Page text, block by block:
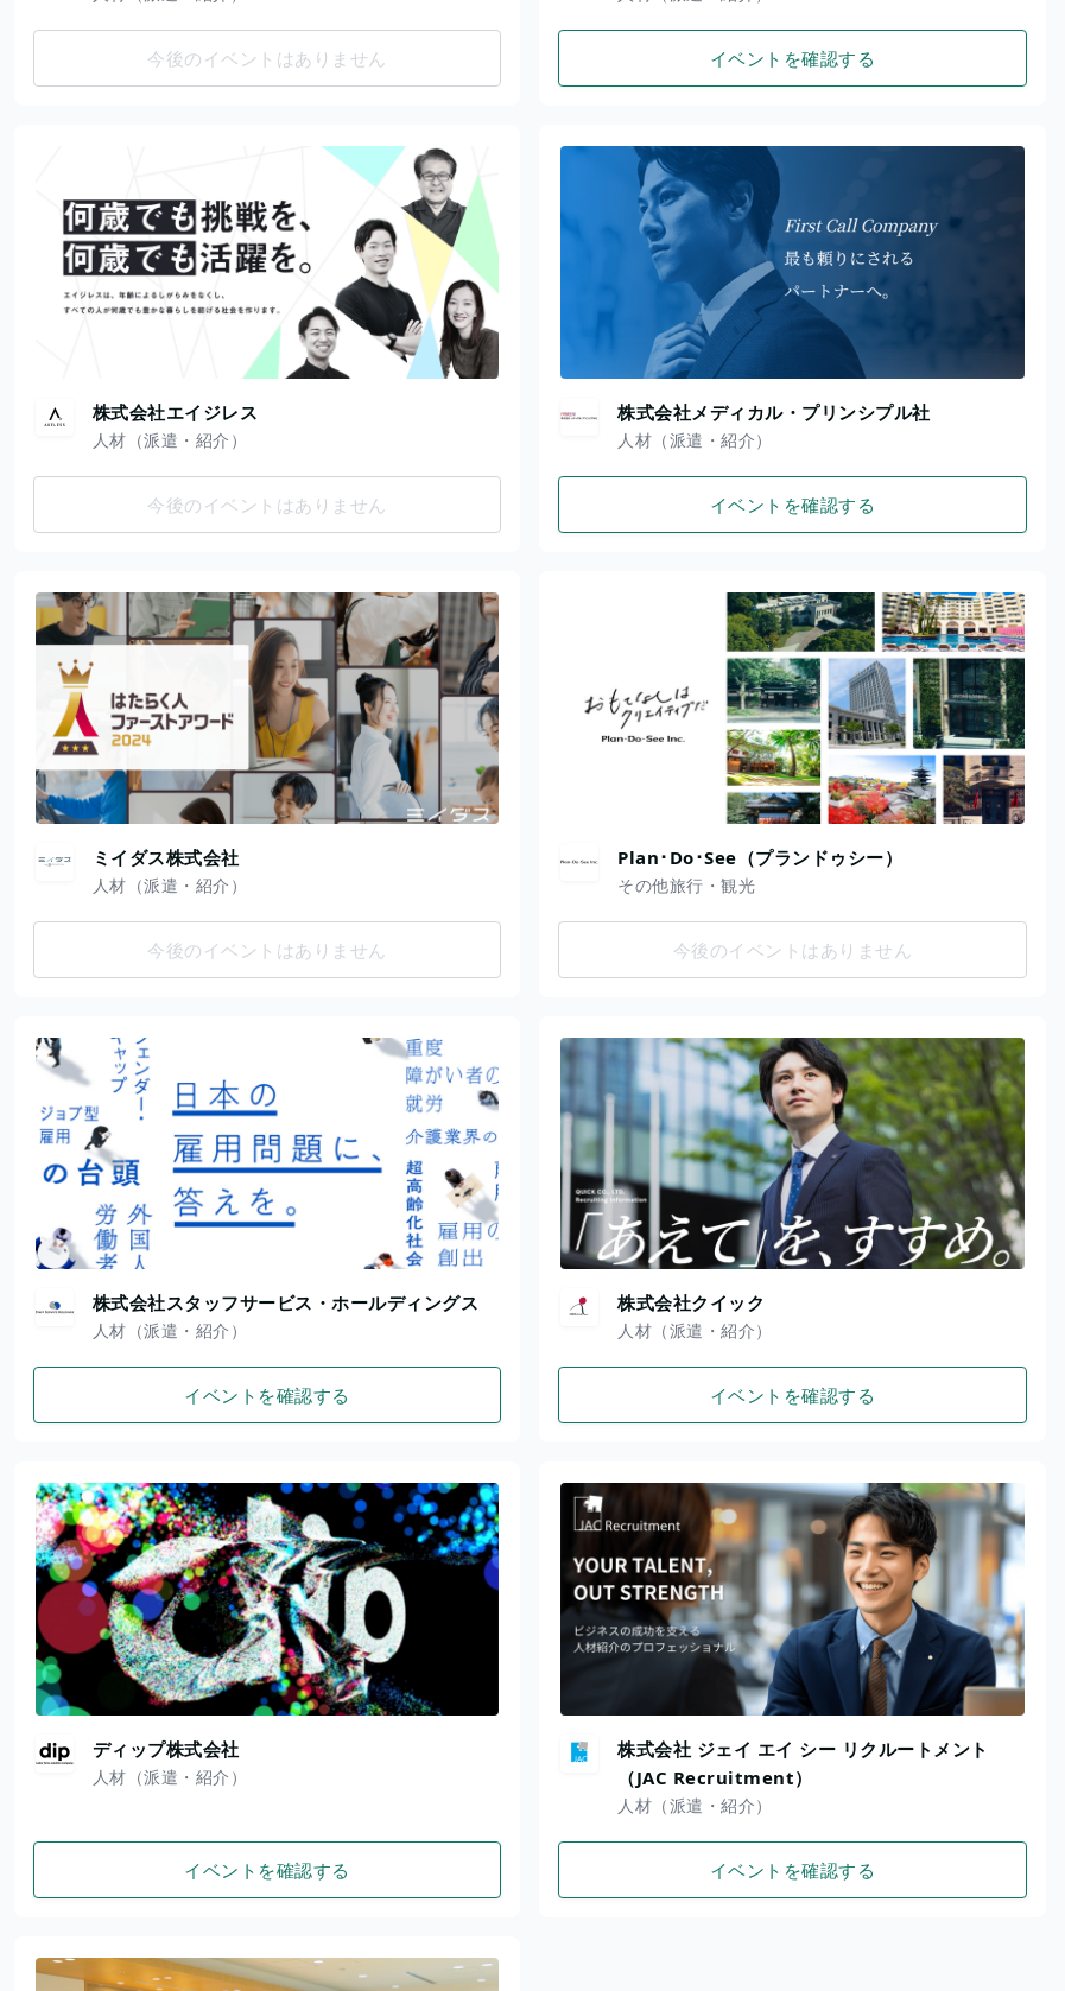
今後のイベントはありません イベントを確認する
株式会社エイジレス
人材（派遣・紹介）
今後のイベントはありません
株式会社メディカル・プリンシプル社
人材（派遣・紹介）
イベントを確認する
ミイダス株式会社
人材（派遣・紹介）
今後のイベントはありません
Plan･Do･See（プランドゥシー）
その他旅行・観光
今後のイベントはありません
株式会社スタッフサービス・ホールディングス
人材（派遣・紹介）
イベントを確認する
株式会社クイック
人材（派遣・紹介）
イベントを確認する
ディップ株式会社
人材（派遣・紹介）
イベントを確認する
株式会社 ジェイ エイ シー リクルートメント
（JAC Recruitment）
人材（派遣・紹介）
イベントを確認する